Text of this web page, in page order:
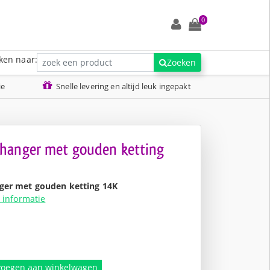
0
naar: Zoeken
Snelle levering en altijd leuk ingepakt
met gouden ketting
met gouden ketting 14K
informatie
aan winkelwagen